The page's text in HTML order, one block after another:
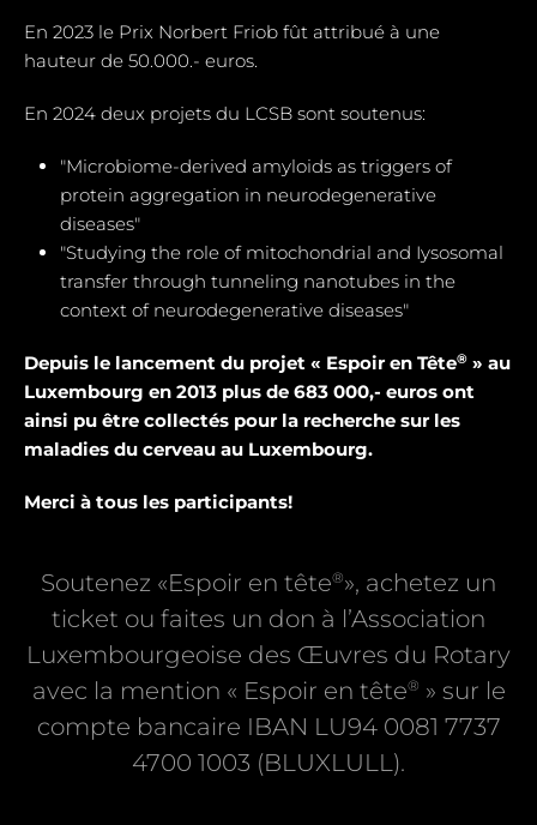
En 2023 le Prix Norbert Friob fût attribué à une
hauteur de 50.000.- euros.
En 2024 deux projets du LCSB sont soutenus:
"Microbiome-derived amyloids as triggers of
protein aggregation in neurodegenerative
diseases"
"Studying the role of mitochondrial and Iysosomal
transfer through tunneling nanotubes in the
context of neurodegenerative diseases"
Depuis le lancement du projet « Espoir en Tête® » au
Luxembourg en 2013 plus de 683 000,- euros ont
ainsi pu être collectés pour la recherche sur les
maladies du cerveau au Luxembourg.
Merci à tous les participants!
Soutenez «Espoir en tête®», achetez un
ticket ou faites un don à l’Association
Luxembourgeoise des Œuvres du Rotary
avec la mention « Espoir en tête® » sur le
compte bancaire IBAN LU94 0081 7737
4700 1003 (BLUXLULL).